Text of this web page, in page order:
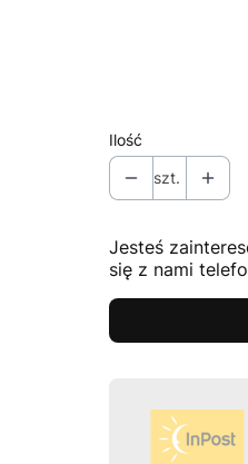
Ilość
szt.
Jesteś
się z nami